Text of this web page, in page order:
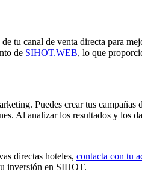
tu canal de venta directa para
de SIHOT.WEB, lo que
Puedes crear tus
Al analizar los resultados y los
directas hoteles, contacta con tu
inversión en SIHOT.